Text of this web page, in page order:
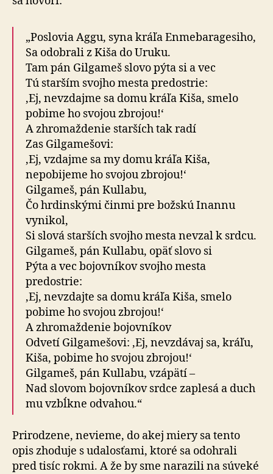
„Poslovia Aggu, syna kráľa Enmebaragesiho,
Sa odobrali z Kiša do Uruku.
Tam pán Gilgameš slovo pýta si a vec
Tú starším svojho mesta predostrie:
‚Ej, nevzdajme sa domu kráľa Kiša, smelo
pobime ho svojou zbrojou!‘
A zhromaždenie starších tak radí
Zas Gilgamešovi:
‚Ej, vzdajme sa my domu kráľa Kiša,
nepobijeme ho svojou zbrojou!‘
Gilgameš, pán Kullabu,
Čo hrdinskými činmi pre božskú Inannu
vynikol,
Si slová starších svojho mesta nevzal k srdcu.
Gilgameš, pán Kullabu, opäť slovo si
Pýta a vec bojovníkov svojho mesta
predostrie:
‚Ej, nevzdajte sa domu kráľa Kiša, smelo
pobime ho svojou zbrojou!‘
A zhromaždenie bojovníkov
Odvetí Gilgamešovi: ‚Ej, nevzdávaj sa, kráľu,
Kiša, pobime ho svojou zbrojou!‘
Gilgameš, pán Kullabu, vzápätí –
Nad slovom bojovníkov srdce zaplesá a duch
mu vzbĺkne odvahou.“
Prirodzene, nevieme, do akej miery sa tento
opis zhoduje s udalosťami, ktoré sa odohrali
pred tisíc rokmi. A že by sme narazili na súveké